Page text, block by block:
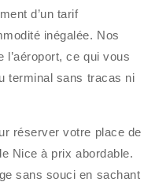
d’un tarif
inégalée. Nos
ce qui vous
terminal sans tracas ni
réserver votre place de
Nice à prix abordable.
sans souci en sachant